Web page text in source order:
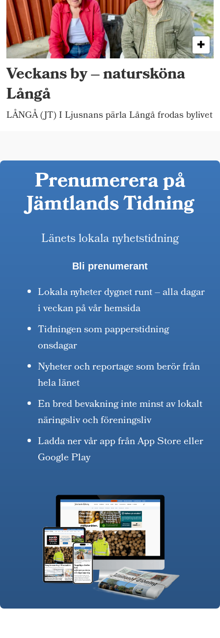
Veckans by – natursköna
Långå
LÅNGÅ (JT) I Ljusnans pärla Långå frodas bylivet
Prenumerera på
Jämtlands Tidning
Länets lokala nyhetstidning
Bli prenumerant
Lokala nyheter dygnet runt – alla dagar
i veckan på vår hemsida
Tidningen som papperstidning
onsdagar
Nyheter och reportage som berör från
hela länet
En bred bevakning inte minst av lokalt
näringsliv och föreningsliv
Ladda ner vår app från App Store eller
Google Play